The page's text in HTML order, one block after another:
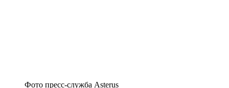
Фото пресс-служба Asterus